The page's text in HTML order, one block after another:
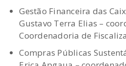
Gestão Financeira das
Gustavo Terra Elias –
Coordenadoria de
Compras Públicas